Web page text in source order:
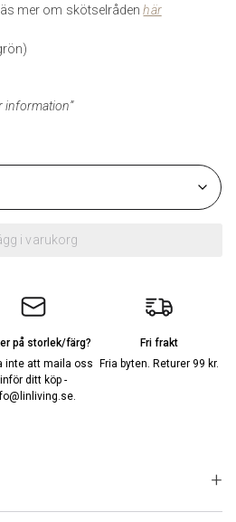
mer om skötselrådenhär
information”
i varukorg
på storlek/färg?
inte att maila oss
inför ditt köp -
.
Fri frakt
Fria byten. Returer 99 kr.